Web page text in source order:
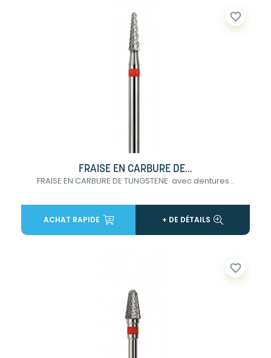
favorite_border
FRAISE EN CARBURE DE...
FRAISE EN CARBURE DE TUNGSTENE avec dentures...
ACHAT RAPIDE + DE DÉTAILS
favorite_border